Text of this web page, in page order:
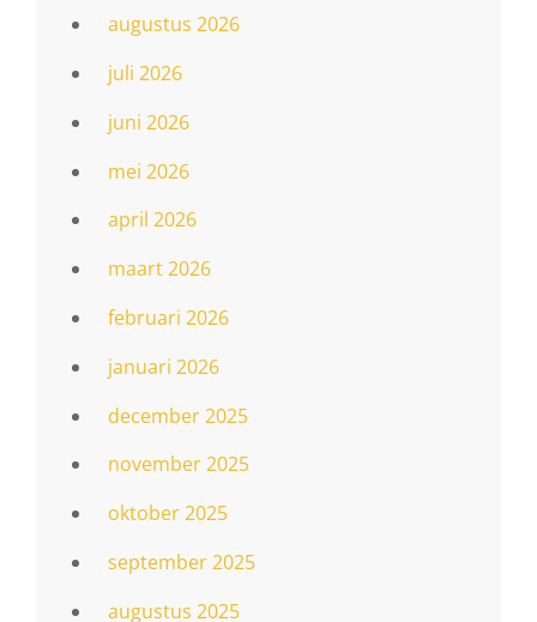
augustus 2026
juli 2026
juni 2026
mei 2026
april 2026
maart 2026
februari 2026
januari 2026
december 2025
november 2025
oktober 2025
september 2025
augustus 2025